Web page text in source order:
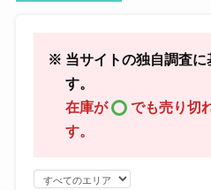
※ 当サイトの独自調査に
す。
在庫が
でも売り切
す。
エ